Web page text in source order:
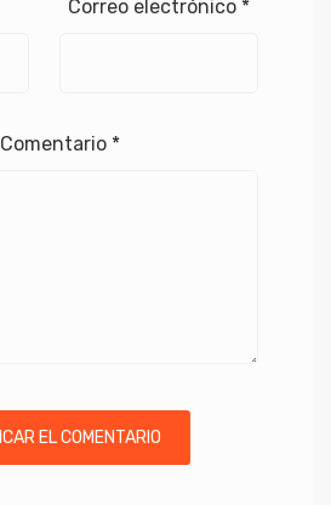
Correo electrónico *
Comentario *